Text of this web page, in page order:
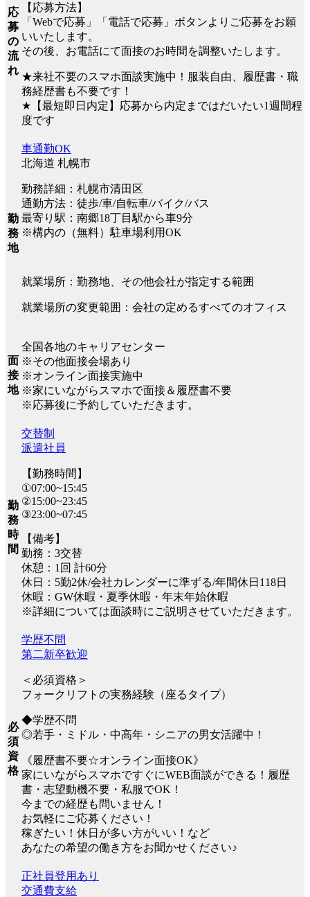
応
募
の
流
れ
【応募方法】
「Webで応募」「電話で応募」ボタンよりご応募をお願
いいたします。
その後、お電話にて面接のお時間を調整いたします。
★来社不要のスマホ面談実施中！服装自由、履歴書・職
務経歴書も不要です！
★【最短即日内定】応募から内定まではだいたい1週間程
度です
勤
務
地
車通勤OK
北海道 札幌市
勤務詳細：札幌市清田区
通勤方法：徒歩/車/自転車/バイク/バス
最寄り駅：南郷18丁目駅から車9分
※構内の（無料）駐車場利用OK
就業場所：勤務地、その他会社が指定する範囲
就業場所の変更範囲：会社の定めるすべてのオフィス
面
接
地
全国各地のキャリアセンター
※その他面接会場あり
※オンライン面接実施中
※家にいながらスマホで面接＆履歴書不要
※応募後に予約していただきます。
勤
務
時
間
交替制
派遣社員
【勤務時間】
①07:00~15:45
②15:00~23:45
③23:00~07:45
【備考】
勤務：3交替
休憩：1回 計60分
休日：5勤2休/会社カレンダーに準ずる/年間休日118日
休暇：GW休暇・夏季休暇・年末年始休暇
※詳細については面談時にご説明させていただきます。
必
須
資
格
学歴不問
第二新卒歓迎
＜必須資格＞
フォークリフトの実務経験（座るタイプ）
◆学歴不問
◎若手・ミドル・中高年・シニアの男女活躍中！
《履歴書不要☆オンライン面接OK》
家にいながらスマホですぐにWEB面談ができる！履歴
書・志望動機不要・私服でOK！
今までの経歴も問いません！
お気軽にご応募ください！
稼ぎたい！休日が多い方がいい！など
あなたの希望の働き方をお聞かせください♪
正社員登用あり
交通費支給